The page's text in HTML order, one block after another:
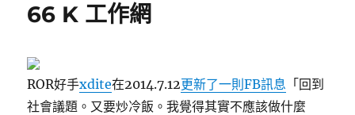
66 K 工作網
ROR好手xdite在2014.7.12更新了一則FB訊息 「回到
社會議題。又要炒冷飯。我覺得其實不應該做什麼